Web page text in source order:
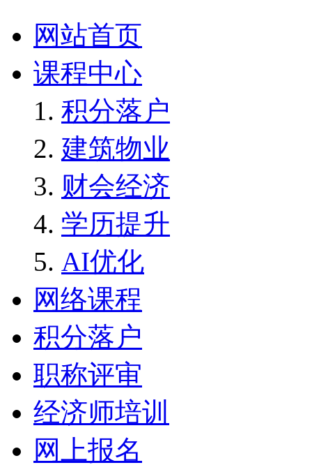
网站首页
课程中心
积分落户
建筑物业
财会经济
学历提升
AI优化
网络课程
积分落户
职称评审
经济师培训
网上报名